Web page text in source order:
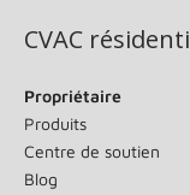
CVAC
Propriétaire
Produits
Centre de soutien
Blog